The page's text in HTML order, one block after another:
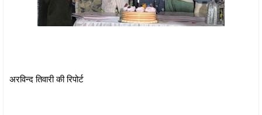
अरविन्द तिवारी की रिपोर्ट